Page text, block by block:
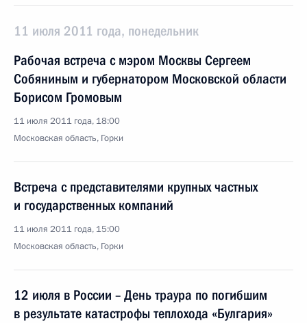
11 июля 2011 года, понедельник
Рабочая встреча с мэром Москвы Сергеем
Собяниным и губернатором Московской области
Борисом Громовым
11 июля 2011 года, 18:00
Московская область, Горки
Встреча с представителями крупных частных
и государственных компаний
11 июля 2011 года, 15:00
Московская область, Горки
12 июля в России – День траура по погибшим
в результате катастрофы теплохода «Булгария»